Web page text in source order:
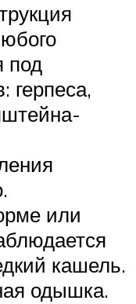
под
герпеса,
или
кашель.
одышка.